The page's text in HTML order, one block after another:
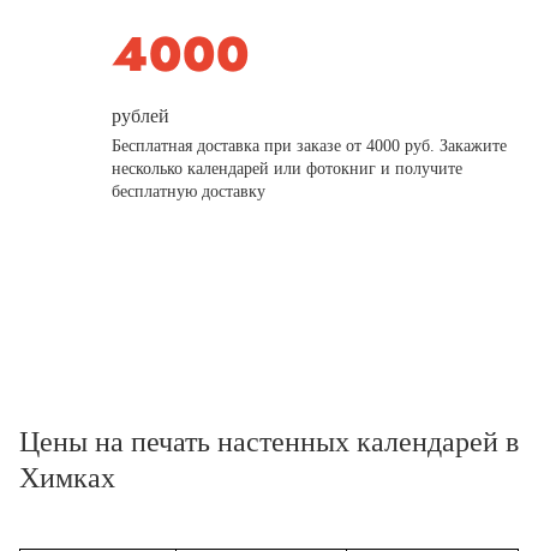
рублей
Бесплатная доставка при заказе от 4000 руб. Закажите
несколько календарей или фотокниг и получите
бесплатную доставку
Цены на печать настенных календарей в
Химках